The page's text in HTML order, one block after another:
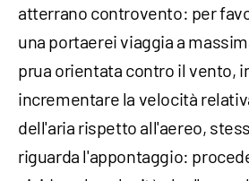
atterrano controvento: per
una portaerei viaggia a
prua orientata contro il vento,
incrementare la velocità
dell'aria rispetto all'aereo,
riguarda l'appontaggio: